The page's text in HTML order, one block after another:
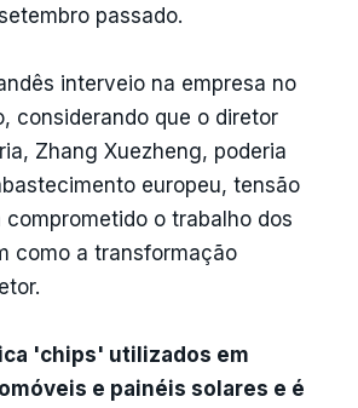
passado.
interveio na empresa no
considerando que o diretor
Zhang Xuezheng, poderia
europeu, tensão
o trabalho dos
como a transformação
'chips' utilizados em
e painéis solares e é